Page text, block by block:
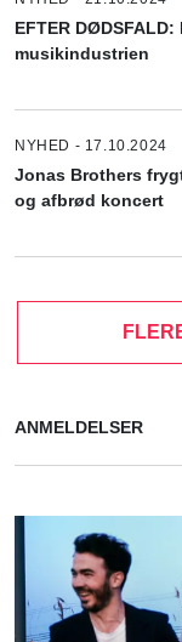
EFTER
musikindustrien
NYHED - 17.10.2024
Jonas Brothers
og afbrød koncert
ANMELDELSER